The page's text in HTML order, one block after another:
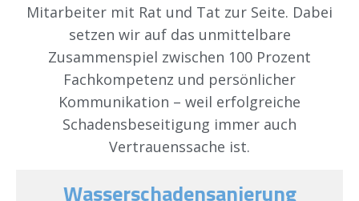
Mitarbeiter mit Rat und Tat zur Seite. Dabei
setzen wir auf das unmittelbare
Zusammenspiel zwischen 100 Prozent
Fachkompetenz und persönlicher
Kommunikation – weil erfolgreiche
Schadensbeseitigung immer auch
Vertrauenssache ist.
Wasserschadensanierung